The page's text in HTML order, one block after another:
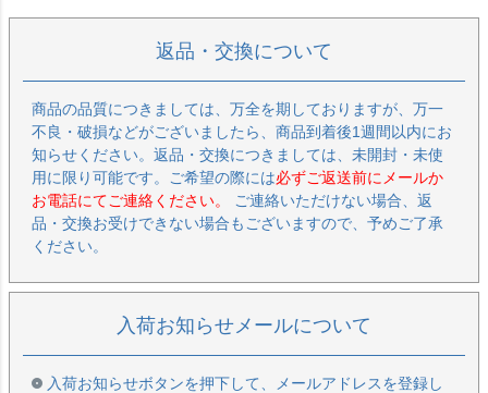
返品・交換について
商品の品質につきましては、万全を期しておりますが、万一
不良・破損などがございましたら、商品到着後1週間以内にお
知らせください。返品・交換につきましては、未開封・未使
用に限り可能です。ご希望の際には必ずご返送前にメールか
お電話にてご連絡ください。
ご連絡いただけない場合、返
品・交換お受けできない場合もございますので、予めご了承
ください。
入荷お知らせメールについて
入荷お知らせボタンを押下して、メールアドレスを登録し